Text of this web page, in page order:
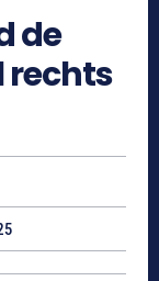
de
rechts